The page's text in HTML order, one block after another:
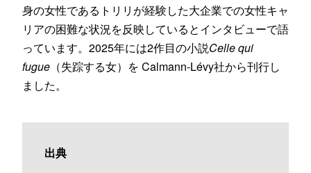
身の女性であるトリリが経験した大企業での女性キャ
リアの困難な状況を反映しているとインタビューで語
っています。2025年には2作目の小説Celle qui
fugue （失踪する女）を Calmann-Lévy社から刊行し
ました。
出典